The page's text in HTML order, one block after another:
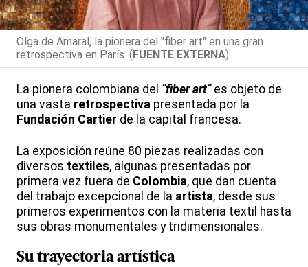
Olga de Amaral, la pionera del "fiber art" en una gran
retrospectiva en París. (FUENTE EXTERNA)
La pionera colombiana del “fiber art”es objeto de
una vasta retrospectiva presentada por la
Fundación Cartier de la capital francesa.
La exposición reúne 80 piezas realizadas con
diversos textiles, algunas presentadas por
primera vez fuera de Colombia, que dan cuenta
del trabajo excepcional de la artista, desde sus
primeros experimentos con la materia textil hasta
sus obras monumentales y tridimensionales.
Su trayectoria artística